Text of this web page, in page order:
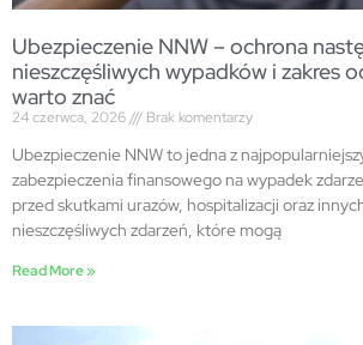
Ubezpieczenie NNW – ochrona
nieszczęśliwych wypadków i zakres
warto znać
24 czerwca, 2026 Brak komentarzy
Ubezpieczenie NNW to jedna z
zabezpieczenia finansowego na wypadek
przed skutkami urazów, hospitalizacji oraz
nieszczęśliwych zdarzeń, które mogą
Read More »